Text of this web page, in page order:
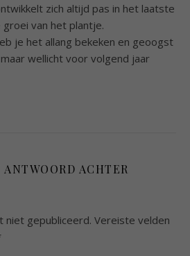
zich altijd pas in het laatste
groei van het plantje.
je het allang bekeken en geoogst
wellicht voor volgend jaar
ACHTER
niet gepubliceerd. Vereiste velden